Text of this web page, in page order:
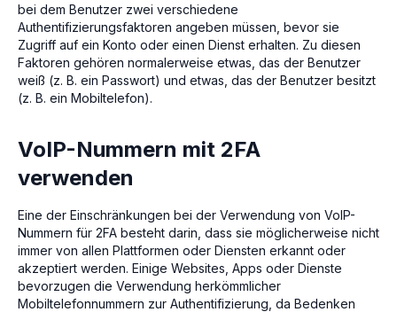
bei dem Benutzer zwei verschiedene
Authentifizierungsfaktoren angeben müssen, bevor sie
Zugriff auf ein Konto oder einen Dienst erhalten. Zu diesen
Faktoren gehören normalerweise etwas, das der Benutzer
weiß (z. B. ein Passwort) und etwas, das der Benutzer besitzt
(z. B. ein Mobiltelefon).
VoIP-Nummern mit 2FA
verwenden
Eine der Einschränkungen bei der Verwendung von VoIP-
Nummern für 2FA besteht darin, dass sie möglicherweise nicht
immer von allen Plattformen oder Diensten erkannt oder
akzeptiert werden. Einige Websites, Apps oder Dienste
bevorzugen die Verwendung herkömmlicher
Mobiltelefonnummern zur Authentifizierung, da Bedenken